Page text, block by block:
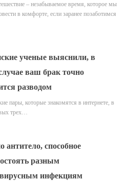
– незабываемое время, которое мы
в комфорте, если заранее позаботимся
ученые выяснили, в
ваш брак точно
разводом
пары, которые знакомятся в интернете, в
трех…
антитело, способное
разным
инфекциям